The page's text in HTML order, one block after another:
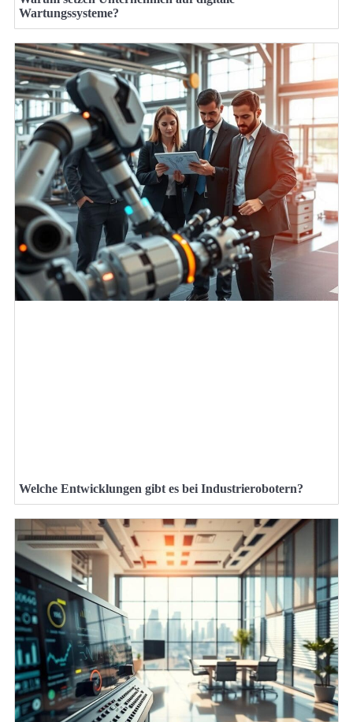
Wartungssysteme?
Welche Entwicklungen gibt es bei Industrierobotern?